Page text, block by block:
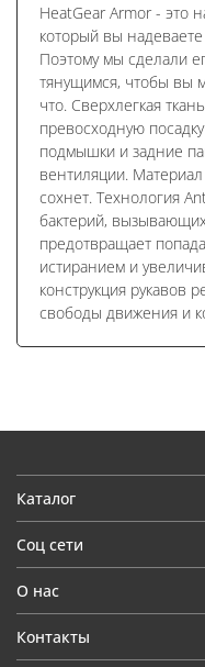
HeatGear Armor - это
который вы
Поэтому мы сделали
тянущимся, чтобы вы
что. Сверхлегкая
превосходную
подмышки и задние
вентиляции.
сохнет. Технология
бактерий,
предотвращает
истиранием и
конструкция рукавов
свободы движения и
Каталог
Соц сети
О нас
Контакты